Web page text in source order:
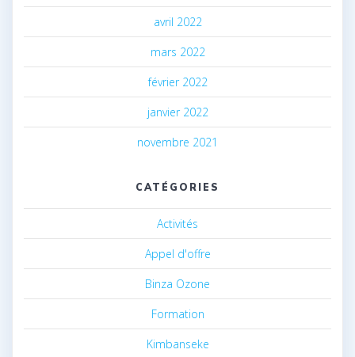
avril 2022
mars 2022
février 2022
janvier 2022
novembre 2021
CATÉGORIES
Activités
Appel d'offre
Binza Ozone
Formation
Kimbanseke